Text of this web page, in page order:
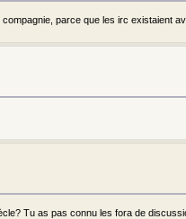
parce que les irc existaient
Tu as pas connu les fora de